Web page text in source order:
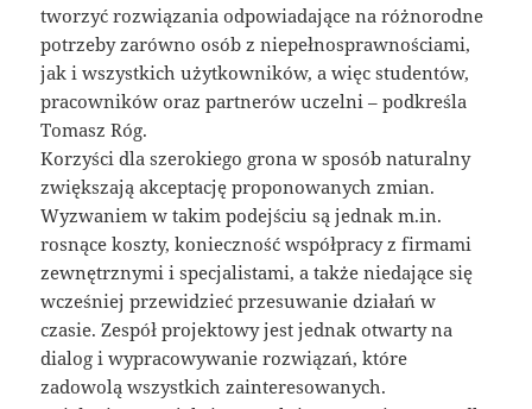
tworzyć rozwiązania odpowiadające na różnorodne
potrzeby zarówno osób z niepełnosprawnościami,
jak i wszystkich użytkowników, a więc studentów,
pracowników oraz partnerów uczelni – podkreśla
Tomasz Róg.
Korzyści dla szerokiego grona w sposób naturalny
zwiększają akceptację proponowanych zmian.
Wyzwaniem w takim podejściu są jednak m.in.
rosnące koszty, konieczność współpracy z firmami
zewnętrznymi i specjalistami, a także niedające się
wcześniej przewidzieć przesuwanie działań w
czasie. Zespół projektowy jest jednak otwarty na
dialog i wypracowywanie rozwiązań, które
zadowolą wszystkich zainteresowanych.